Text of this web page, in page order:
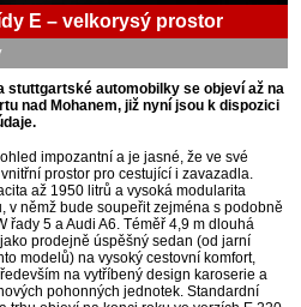
E – velkorysý prostor
stuttgartské automobilky se objeví až na
nad Mohanem, již nyní jsou k dispozici
impozantní a je jasné, že ve své
prostor pro cestující i zavazadla.
až 1950 litrů a vysoká modularita
v němž bude soupeřit zejména s podobně
řady 5 a Audi A6. Téměř 4,9 m dlouhá
prodejně úspěšný sedan (od jarní
modelů) na vysoký cestovní komfort,
na vytříbený design karoserie a
pohonných jednotek. Standardní